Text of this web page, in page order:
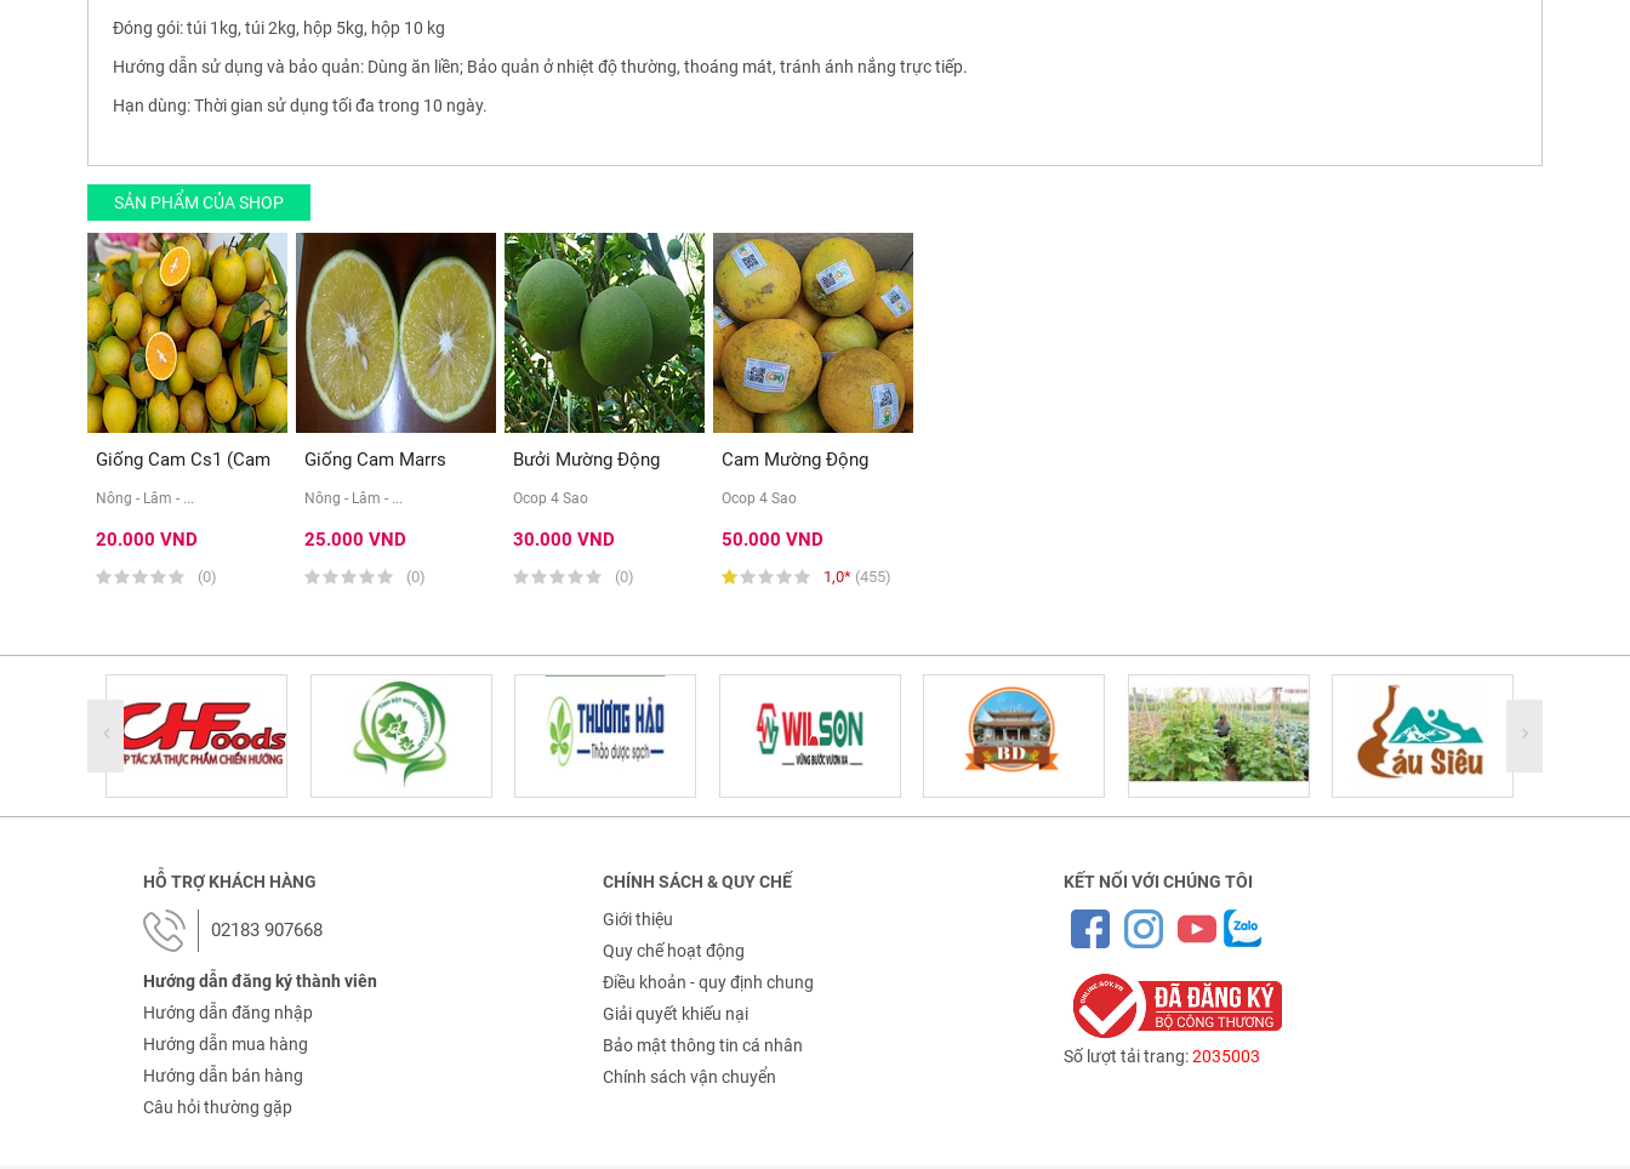
Đóng gói: túi 1kg, túi 2kg, hộp 5kg, hộp 10 kg
Hướng dẫn sử dụng và bảo quản: Dùng ăn liền; Bảo quản ở nhiệt độ thường, thoáng mát, tránh ánh nắng trực tiếp.
Hạn dùng: Thời gian sử dụng tối đa trong 10 ngày.
SẢN PHẨM CỦA SHOP
Giống Cam Cs1 (cam
...
Nông - Lâm - ...
20.000 VND
(0)
Giống Cam Marrs
(giống ...
Nông - Lâm - ...
25.000 VND
(0)
Bưởi Mường Động
Ocop 4 Sao
30.000 VND
(0)
Cam Mường Động
Ocop 4 Sao
50.000 VND
1,0* (455)
HỖ TRỢ KHÁCH HÀNG
02183 907668
Hướng dẫn đăng ký thành viên
Hướng dẫn đăng nhập
Hướng dẫn mua hàng
Hướng dẫn bán hàng
Câu hỏi thường gặp
CHÍNH SÁCH & QUY CHẾ
Giới thiệu
Quy chế hoạt động
Điều khoản - quy định chung
Giải quyết khiếu nại
Bảo mật thông tin cá nhân
Chính sách vận chuyển
KẾT NỐI VỚI CHÚNG TÔI
Số lượt tải trang:2035003